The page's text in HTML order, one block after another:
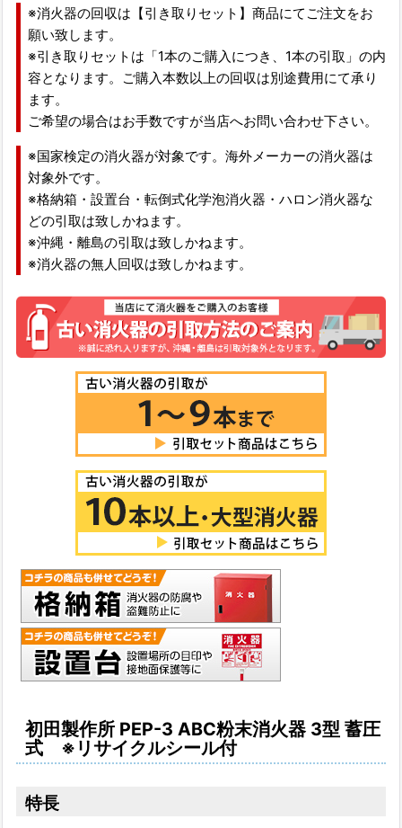
※消火器の回収は【引き取りセット】商品にてご注文をお
願い致します。
※引き取りセットは「1本のご購入につき、1本の引取」の内
容となります。ご購入本数以上の回収は別途費用にて承り
ます。
ご希望の場合はお手数ですが当店へお問い合わせ下さい。
※国家検定の消火器が対象です。海外メーカーの消火器は
対象外です。
※格納箱・設置台・転倒式化学泡消火器・ハロン消火器な
どの引取は致しかねます。
※沖縄・離島の引取は致しかねます。
※消火器の無人回収は致しかねます。
初田製作所 PEP-3 ABC粉末消火器 3型 蓄圧
式 ※リサイクルシール付
特長